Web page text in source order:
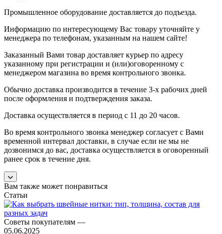
Промышленное оборудование доставляется до подъезда.
Информацию по интересующему Вас товару уточняйте у
менеджера по телефонам, указанным на нашем сайте!
Заказанный Вами товар доставляет курьер по адресу
указанному при регистрации и (или)оговоренному с
менеджером магазина во время контрольного звонка.
Обычно доставка производится в течение 3-х рабочих дней
после оформления и подтверждения заказа.
Доставка осуществляется в период с 11 до 20 часов.
Во время контрольного звонка менеджер согласует с Вами
временной интервал доставки, в случае если не мы не
дозвонимся до вас, доставка осуществляется в оговоренный
ранее срок в течение дня.
Вам также может понравиться
Статьи
Советы покупателям —
05.06.2025